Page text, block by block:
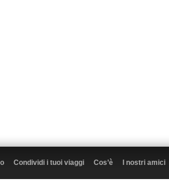
Condividi i tuoi viaggi Cos’è I nostri amici